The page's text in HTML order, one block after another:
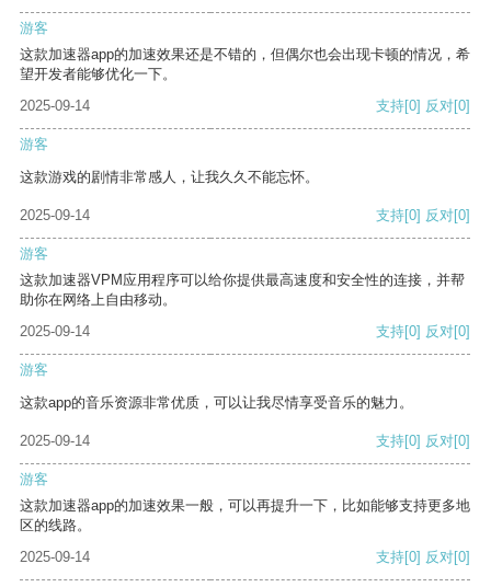
游客
这款加速器app的加速效果还是不错的，但偶尔也会出现卡顿的情况，希
望开发者能够优化一下。
2025-09-14
支持[0] 反对[0]
游客
这款游戏的剧情非常感人，让我久久不能忘怀。
2025-09-14 支持[0] 反对[0]
游客
这款加速器VPM应用程序可以给你提供最高速度和安全性的连接，并帮
助你在网络上自由移动。
2025-09-14
支持[0] 反对[0]
游客
这款app的音乐资源非常优质，可以让我尽情享受音乐的魅力。
2025-09-14 支持[0] 反对[0]
游客
这款加速器app的加速效果一般，可以再提升一下，比如能够支持更多地
区的线路。
2025-09-14
支持[0] 反对[0]